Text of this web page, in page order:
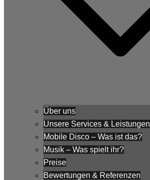
Über uns
Unsere Services & Leistungen
Mobile Disco – Was ist das?
Musik – Was spielt ihr?
Preise
Bewertungen & Referenzen